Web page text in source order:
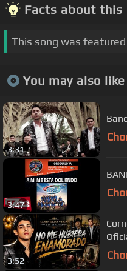
Facts about this
This song was
You may also
3:31
3:47
3:52